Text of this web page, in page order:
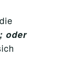
oder